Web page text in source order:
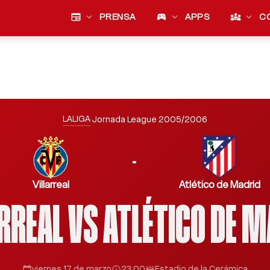
newspaper expand_more PRENSA sports_esports expand_more APPS diversity_3 expand_more
LALIGA·Jornada League·2005/2006
Villarreal
-
Atlético de Madrid
VS ATLÉTICO DE